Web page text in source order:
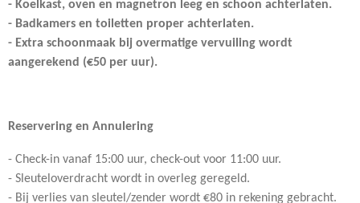
- Koelkast, oven en magnetron leeg en schoon achterlaten.
- Badkamers en toiletten proper achterlaten.
- Extra schoonmaak bij overmatige vervuiling wordt
aangerekend (€50 per uur).
Reservering en Annulering
- Check-in vanaf 15:00 uur, check-out voor 11:00 uur.
- Sleuteloverdracht wordt in overleg geregeld.
- Bij verlies van sleutel/zender wordt €80 in rekening gebracht.